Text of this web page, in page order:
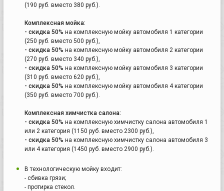
(190 руб. вместо 380 руб.).
Комплексная мойка:
- скидка 50% на комплексную мойку автомобиля 1 категории
(250 руб. вместо 500 руб.),
- скидка 50% на комплексную мойку автомобиля 2 категории
(270 руб. вместо 340 руб.),
- скидка 50% на комплексную мойку автомобиля 3 категории
(310 руб. вместо 620 руб.),
- скидка 50% на комплексную мойку автомобиля 4 категории
(350 руб. вместо 700 руб.).
Комплексная химчистка салона:
- скидка 50% на комплексную химчистку салона автомобиля 1
или 2 категория (1150 руб. вместо 2300 руб.),
- скидка 50% на комплексную химчистку салона автомобиля 3
или 4 категория (1450 руб. вместо 2900 руб.).
В технологическую мойку входит:
- сбивка грязи;
- протирка стекол.